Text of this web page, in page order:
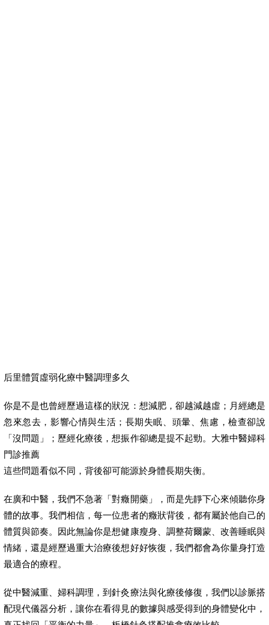
后里體質虛弱化療中醫調理多久
你是不是也曾經歷過這樣的狀況：想減肥，卻越減越虛；月經總是
忽來忽去，影響心情與生活；長期失眠、頭暈、焦慮，檢查卻說
「沒問題」；歷經化療後，想振作卻總是提不起勁。大雅中醫婦科
門診推薦
這些問題看似不同，背後卻可能源於身體長期失衡。
在廣和中醫，我們不急著「對癥開藥」，而是先靜下心來傾聽你身
體的故事。我們相信，每一位患者的癥狀背後，都有屬於他自己的
體質與節奏。因此無論你是想健康瘦身、調整荷爾蒙、改善睡眠與
情緒，還是經歷過重大治療後想好好恢復，我們都會為你量身打造
最適合的療程。
從中醫減重、婦科調理，到針灸療法與化療後修復，我們以診脈搭
配現代儀器分析，讓你在看得見的數據與感受得到的身體變化中，